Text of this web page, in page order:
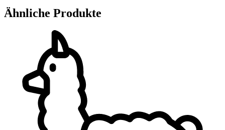
300
g
Ähnliche Produkte